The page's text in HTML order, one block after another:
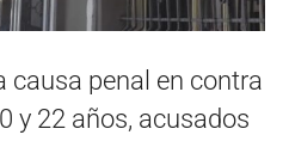
causa penal en contra
y 22 años, acusados